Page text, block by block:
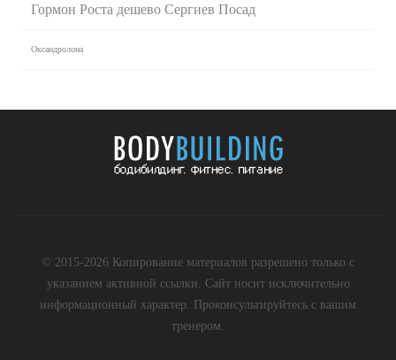
Гормон Роста дешево Сергиев Посад
Оксандролона
© 2015-2026 Копирование материалов разрешено только с
указанием активной ссылки. Сайт носит исключительно
информационный характер. Проконсультируйтесь с вашим
тренером.